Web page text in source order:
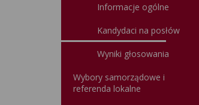
Informacje ogólne
Kandydaci na posłów
Wyniki głosowania
Wybory samorządowe i
referenda lokalne